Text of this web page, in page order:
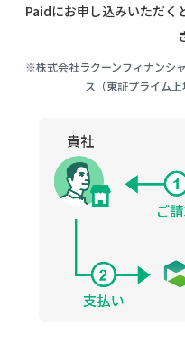
Paidにお申し込みいただく
※株式会社ラクーンフィナンシ
ス（東証プライム